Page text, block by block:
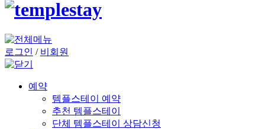
로그인 / 비회원
예약
템플스테이 예약
추천 템플스테이
단체 템플스테이 상담신청